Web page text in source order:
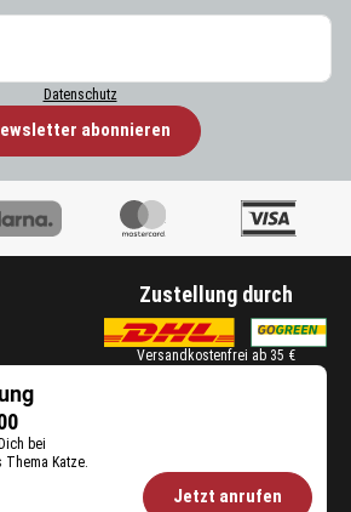
Datenschutz
abonnieren
Zustellung durch
Versandkostenfrei ab 35 €
bei
Katze.
Jetzt anrufen